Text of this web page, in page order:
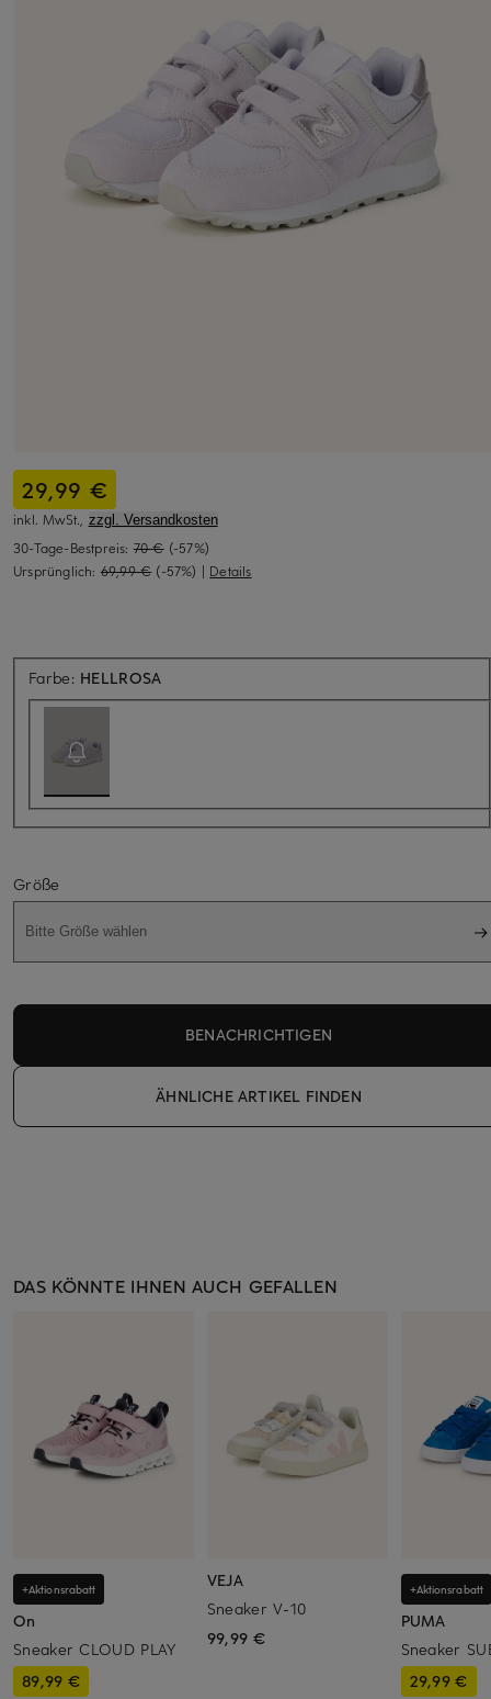
29,99 €
inkl. MwSt., zzgl. Versandkosten
30-Tage-Bestpreis: 70 € (-57%)
Ursprünglich: 69,99 € (-57%) | Details
Farbe: HELLROSA
Größe
Bitte Größe wählen
BENACHRICHTIGEN
ÄHNLICHE ARTIKEL FINDEN
DAS KÖNNTE IHNEN AUCH GEFALLEN
+Aktionsrabatt
On
Sneaker CLOUD PLAY
89,99 €
VEJA
Sneaker V-10
99,99 €
+Aktionsrabatt
PUMA
Sneaker
29,99 €